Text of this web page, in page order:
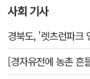
사회 기사